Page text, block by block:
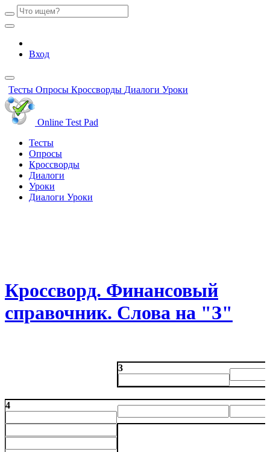
Вход
Тесты Опросы Кроссворды Диалоги Уроки
Online Test Pad
Тесты
Опросы
Кроссворды
Диалоги
Уроки
Диалоги Уроки
Кроссворд. Финансовый
справочник. Слова на "З"
3
4